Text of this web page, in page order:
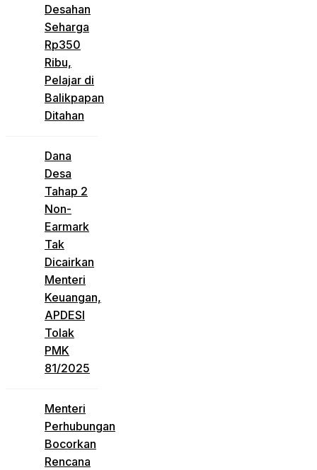
Desahan
Seharga
Rp350
Ribu,
Pelajar di
Balikpapan
Ditahan
Dana
Desa
Tahap 2
Non-
Earmark
Tak
Dicairkan
Menteri
Keuangan,
APDESI
Tolak
PMK
81/2025
Menteri
Perhubungan
Bocorkan
Rencana